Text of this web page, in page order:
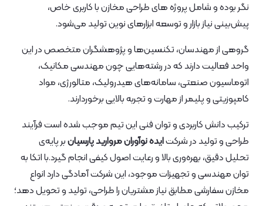
نگر بوده و شامل پروژه‌ های طراحی مخازن با کاربری خاص،
پیش‌بینی نیاز بازار و توسعه ابزارهای نوین تولید می‌شود.
گروهی از مهندسان، تکنسین‌ها و پژوهشگران متخصص در این
واحد فعالیت دارند که در رشته‌هایی چون مهندسی مکانیک،
اتوماسیون صنعتی، سامانه‌های هیدرولیک، متالورژی، مواد
کامپوزیتی و پلیمر از مهارت و تجربه بالایی برخوردارند.
ترکیب دانش کاربردی و توان فنی این تیم موجب شده است فرآیند
طراحی و تولید در شرکتایده نوآوران مروارید پارسیانبر پایه‌ی
تحلیل دقیق، بهره‌وری بالا و رعایت اصول کیفی انجام گیرد.با اتکا به
توان مهندسی و تجهیزات موجود، این شرکت آمادگی دارد انواع
مخازن سفارشی مطابق نیاز مشتریان را طراحی، تولید و تحویل دهد؛